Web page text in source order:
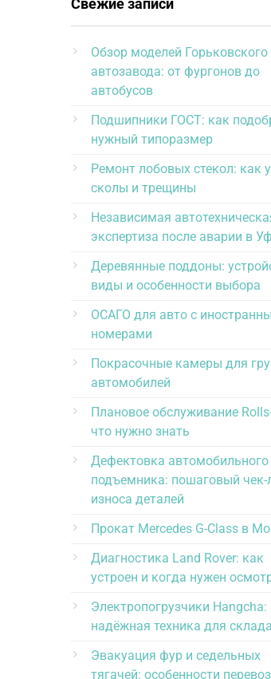
Свежие записи
Обзор моделей Горьковского
автозавода: от фургонов до
автобусов
Подшипники ГОСТ: как
нужный типоразмер
Ремонт лобовых стекол: как
сколы и трещины
Независимая
экспертиза после аварии в
Деревянные поддоны:
виды и особенности выбора
ОСАГО для авто с
номерами
Покрасочные камеры для
автомобилей
Плановое обслуживание
что нужно знать
Дефектовка автомобильного
подъемника: пошаговый чек-
износа деталей
Прокат Mercedes G-Class в
Диагностика Land Rover: как
устроен и когда нужен
Электропогрузчики Hangcha:
надёжная техника для склада
Эвакуация фур и седельных
тягачей: особенности